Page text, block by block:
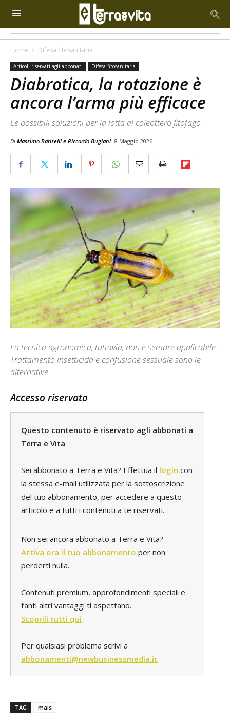
Home Difesa fitosanitaria
Articoli riservati agli abbonati Difesa fitosanitaria
Diabrotica, la rotazione è
ancora l’arma più efficace
Le possibili soluzioni per la lotta al coleottero fitofago
Di Massimo Bariselli e Riccardo Bugiani 8 Maggio 2026
La tecnica agronomica, tuttavia, non è sempre applicabile.
Trattamento insetticida e confusione sessuale sono le
alternative
Accesso riservato
Questo contenuto è riservato agli abbonati a
Terra e Vita
Sei abbonato a Terra e Vita? Effettua il login con
la stessa e-mail utilizzata per la sottoscrizione
del tuo abbonamento, per accedere a questo
articolo e a tutti i contenuti a te riservati.
Non sei ancora abbonato a Terra e Vita?
Attiva ora il tuo abbonamento per non
perderti nulla.
Contenuti premium, approfondimenti speciali e
tanti altri vantaggi ti aspettano.
Scoprili tutti qui
Per qualsiasi problema scrivi a
abbonamenti@newbusinessmedia.it
TAG mais